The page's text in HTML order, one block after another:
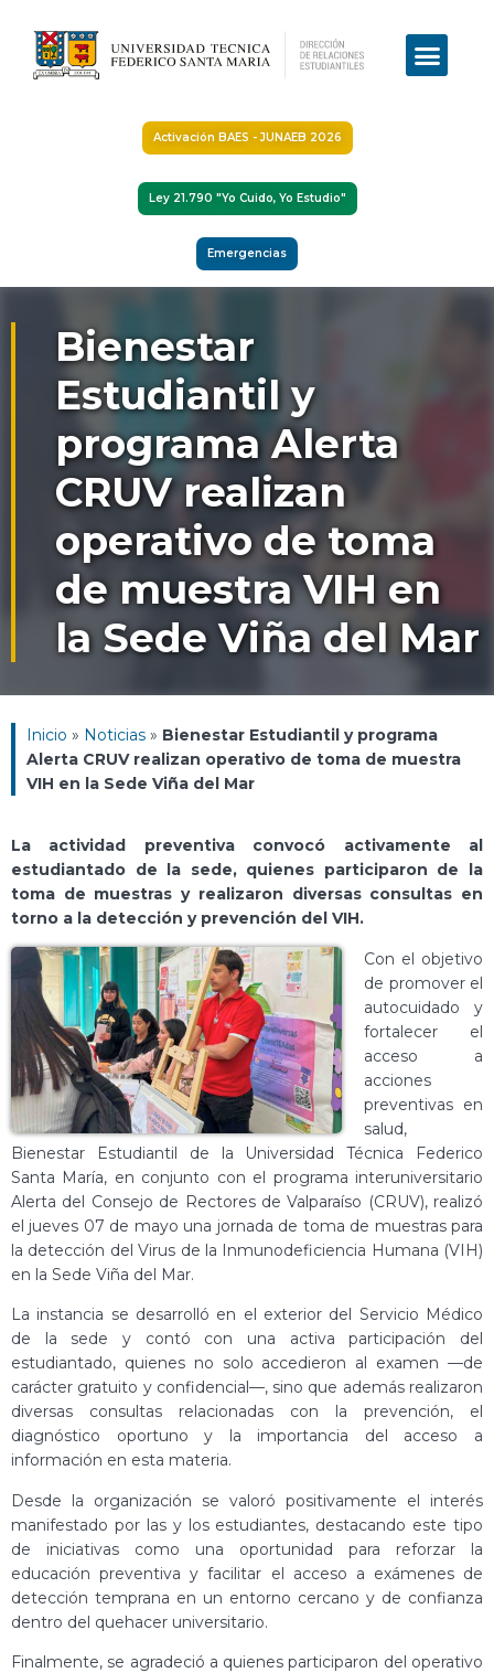
Activación BAES - JUNAEB 2026
Ley 21.790 "Yo Cuido, Yo Estudio"
Emergencias
Bienestar
Estudiantil y
programa Alerta
CRUV realizan
operativo de toma
de muestra VIH en
la Sede Viña del Mar
Inicio » Noticias » Bienestar Estudiantil y programa
Alerta CRUV realizan operativo de toma de muestra
VIH en la Sede Viña del Mar
La actividad preventiva convocó activamente al
estudiantado de la sede, quienes participaron de la
toma de muestras y realizaron diversas consultas en
torno a la detección y prevención del VIH.
Con el objetivo
de promover el
autocuidado y
fortalecer el
acceso a
acciones
preventivas en
salud,
Bienestar Estudiantil de la Universidad Técnica Federico
Santa María, en conjunto con el programa interuniversitario
Alerta del Consejo de Rectores de Valparaíso (CRUV), realizó
el jueves 07 de mayo una jornada de toma de muestras para
la detección del Virus de la Inmunodeficiencia Humana (VIH)
en la Sede Viña del Mar.
La instancia se desarrolló en el exterior del Servicio Médico
de la sede y contó con una activa participación del
estudiantado, quienes no solo accedieron al examen —de
carácter gratuito y confidencial—, sino que además realizaron
diversas consultas relacionadas con la prevención, el
diagnóstico oportuno y la importancia del acceso a
información en esta materia.
Desde la organización se valoró positivamente el interés
manifestado por las y los estudiantes, destacando este tipo
de iniciativas como una oportunidad para reforzar la
educación preventiva y facilitar el acceso a exámenes de
detección temprana en un entorno cercano y de confianza
dentro del quehacer universitario.
Finalmente, se agradeció a quienes participaron del operativo